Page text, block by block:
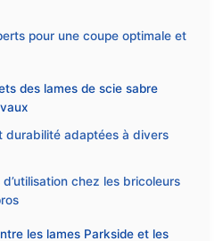
pour une coupe optimale et
des lames de scie sabre
durabilité adaptées à divers
chez les bricoleurs
les lames Parkside et les